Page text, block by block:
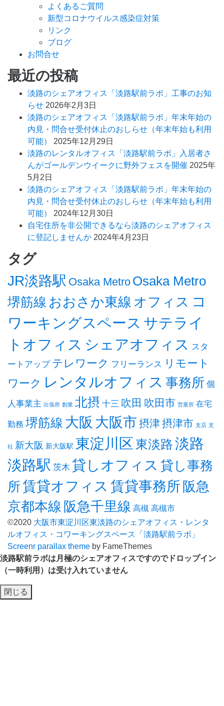
よくあるご質問
新型コロナウイルス感染症対策
リンク
ブログ
お問合せ
最近の投稿
淡路のシェアオフィス「淡路駅前ラボ」工事のお知
らせ 2026年2月3日
淡路のシェアオフィス「淡路駅前ラボ」年末年始の
内見・問合せ受付休止のおしらせ（年末年始も利用
可能）
2025年12月29日
淡路のレンタルオフィス「淡路駅前ラボ」入居者さ
んがゴールデンウイークに野外フェスを開催 2025年
5月2日
淡路のシェアオフィス「淡路駅前ラボ」年末年始の
内見・問合せ受付休止のおしらせ（年末年始も利用
可能）
2024年12月30日
自宅住所を非公開できるなら淡路のシェアオフィス
に登記しませんか 2024年4月23日
タグ
JR淡路駅 Osaka Metro Osaka Metro
堺筋線 おおさか東線 オフィス コ
ワーキングスペース サテライ
トオフィス シェアオフィス スタ
ートアップ テレワーク フリーランス リモート
ワーク レンタルオフィス 事務所 個
人事業主 出張所 創業 北摂 十三 吹田 吹田市 営業所 在宅
勤務 堺筋線 大阪 大阪市 摂津摂津市 支店 支
社 新大阪 新大阪駅 東淀川区 東淡路淡路
淡路駅 茨木 貸しオフィス 貸し事務
所賃貸オフィス 賃貸事務所 阪急
京都本線 阪急千里線 高槻 高槻市
©2020 大阪市東淀川区東淡路のシェアオフィス・レンタ
ルオフィス・コワーキングスペース「淡路駅前ラボ」
Screenr parallax theme by FameThemes
淡路駅前ラボは月極のシェアオフィスですのでドロップイン
（一時利用）は受け入れていません
閉じる